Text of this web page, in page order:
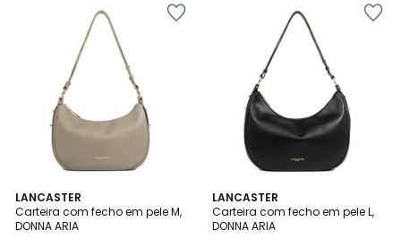
LANCASTER
Carteira com fecho em pele M,
DONNA ARIA
5
/
5
LANCASTER
Carteira com fecho em pele L,
DONNA ARIA